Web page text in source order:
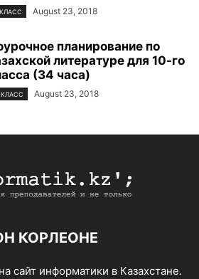
КЛАСС August 23, 2018
планирование по
литературе для 10-го
(34 часа)
КЛАСС August 23, 2018
КОРЛЕОНЕ
сайт информатики в Казахстане.